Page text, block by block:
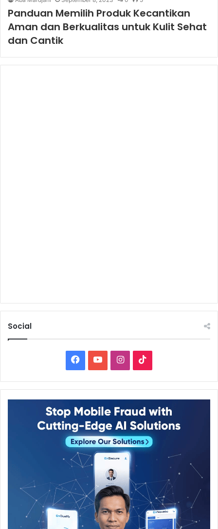
Panduan Memilih Produk Kecantikan
Aman dan Berkualitas untuk Kulit Sehat
dan Cantik
Social
Facebook
YouTubeInstagram